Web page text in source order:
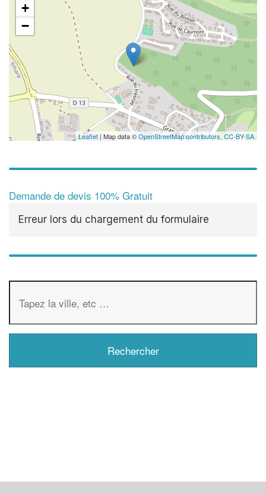
+
−
Leaflet | Map data ©OpenStreetMap contributors, CC-BY-SA
Demande de devis 100% Gratuit
Erreur lors du chargement du formulaire
✕